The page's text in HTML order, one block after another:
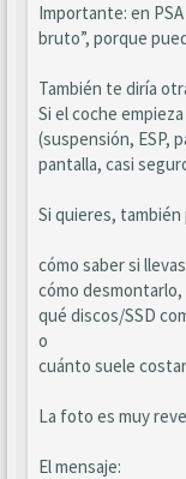
Importante: en
bruto”, porque
También te diría
Si el coche
(suspensión, ESP,
pantalla, casi
Si quieres,
cómo saber si
cómo desmontarlo,
qué discos/SSD
o
cuánto suele
La foto es muy
El mensaje: